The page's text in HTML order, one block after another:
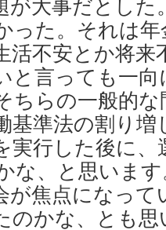
が大事だとした
った。それは
活不安とか将
と言っても一
ちらの一般的
基準法の割り増
実行した後に
な、と思います
焦点になって
のかな、とも